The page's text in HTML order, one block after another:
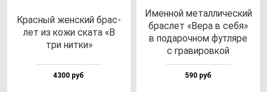
Крас­ный жен­ский брас­
лет из ко­жи ска­та «В
три нит­ки»
4300 руб
Имен­ной ме­тал­ли­чес­кий
брас­лет «Вера в се­бя»
в по­да­роч­ном фут­ля­ре
с гра­ви­ров­кой
590 руб